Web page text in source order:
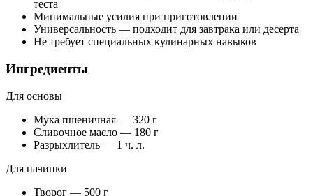
теста
Минимальные усилия при приготовлении
Универсальность — подходит для завтрака или десерта
Не требует специальных кулинарных навыков
Ингредиенты
Для основы
Мука пшеничная — 320 г
Сливочное масло — 180 г
Разрыхлитель — 1 ч. л.
Для начинки
Творог — 500 г